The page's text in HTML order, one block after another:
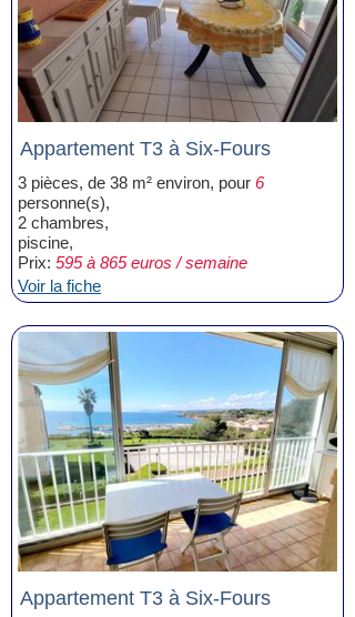
Appartement T3 à Six-Fours
3 pièces, de 38 m² environ, pour 6
personne(s),
2 chambres,
piscine,
Prix: 595 à 865 euros / semaine
Voir la fiche
Appartement T3 à Six-Fours